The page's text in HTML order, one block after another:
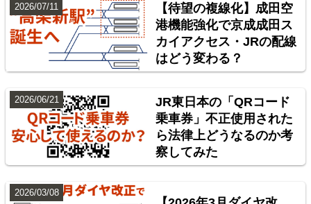
東海道本線（米原～神戸）
【待望の複線化】成田空
港機能強化で京成成田ス
カイアクセス・JRの配線
はどう変わる？
2026/07/11
JR東日本の「QRコード
乗車券」不正使用された
ら法律上どうなるのか考
察してみた
2026/06/21
2026/03/08